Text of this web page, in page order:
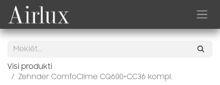
Skip to Content
Visi produkti
Zehnder ComfoClime CQ600+CC36 kompl.